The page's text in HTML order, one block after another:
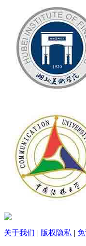
关于我们 | 版权隐私 |